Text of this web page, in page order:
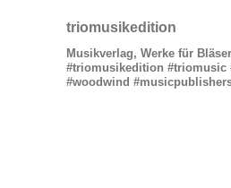
triomusikedition
Musikverlag, Werke für
#triomusikedition #triomusic
#woodwind